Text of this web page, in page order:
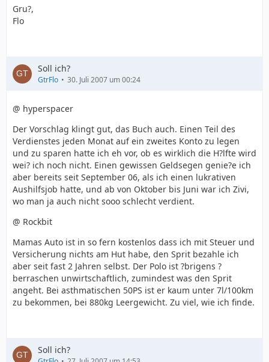
Gru?,
Flo
Soll ich?
GtrFlo 30. Juli 2007 um 00:24
@ hyperspacer
Der Vorschlag klingt gut, das Buch auch. Einen Teil des
Verdienstes jeden Monat auf ein zweites Konto zu legen
und zu sparen hatte ich eh vor, ob es wirklich die H?lfte wird
wei? ich noch nicht. Einen gewissen Geldsegen genie?e ich
aber bereits seit September 06, als ich einen lukrativen
Aushilfsjob hatte, und ab von Oktober bis Juni war ich Zivi,
wo man ja auch nicht sooo schlecht verdient.
@ Rockbit
Mamas Auto ist in so fern kostenlos dass ich mit Steuer und
Versicherung nichts am Hut habe, den Sprit bezahle ich
aber seit fast 2 Jahren selbst. Der Polo ist ?brigens ?
berraschen unwirtschaftlich, zumindest was den Sprit
angeht. Bei asthmatischen 50PS ist er kaum unter 7l/100km
zu bekommen, bei 880kg Leergewicht. Zu viel, wie ich finde.
Soll ich?